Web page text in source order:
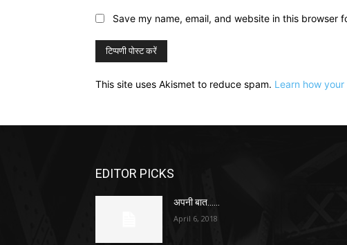
Save my name, email, and website in this browser
This site uses Akismet to reduce spam. Learn how
EDITOR PICKS
अपनी बात……
April 6, 2018